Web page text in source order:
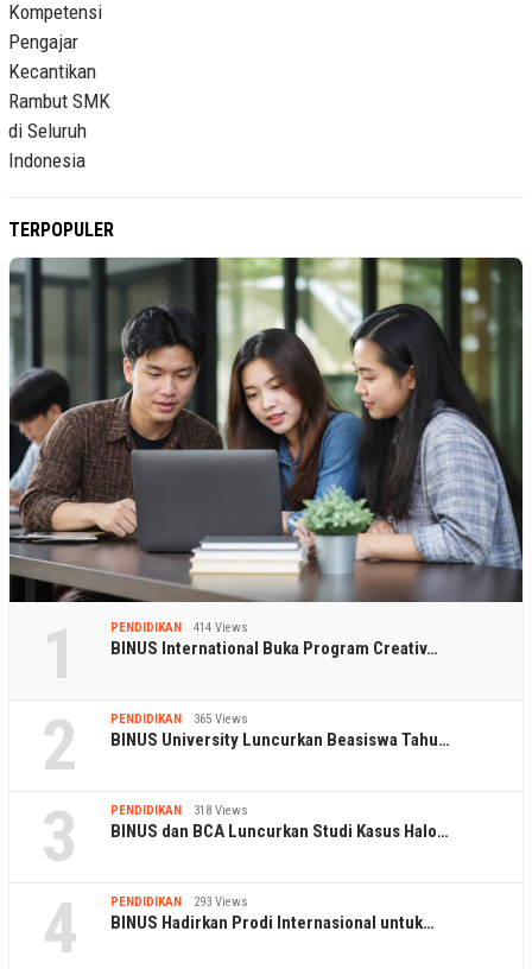
TERPOPULER
1 PENDIDIKAN 414 Views
BINUS International Buka Program Creativ…
2 PENDIDIKAN 365 Views
BINUS University Luncurkan Beasiswa Tahu…
3 PENDIDIKAN 318 Views
BINUS dan BCA Luncurkan Studi Kasus Halo…
4 PENDIDIKAN 293 Views
BINUS Hadirkan Prodi Internasional untuk…